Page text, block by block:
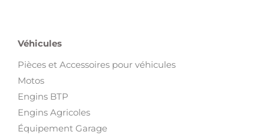
Véhicules
Pièces et Accessoires pour véhicules
Motos
Engins BTP
Engins Agricoles
Équipement Garage